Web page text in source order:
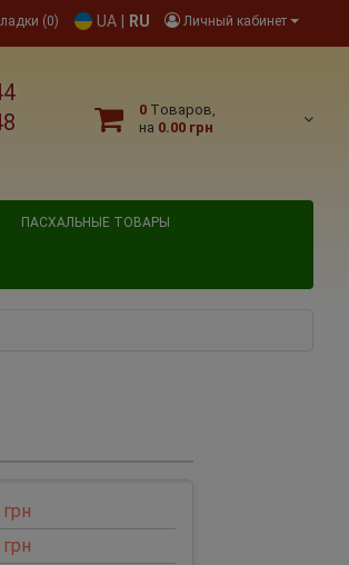
Личный кабинет
UA RU
(0)
0 Tоваров,
на 0.00 грн
ПАСХАЛЬНЫЕ ТОВАРЫ